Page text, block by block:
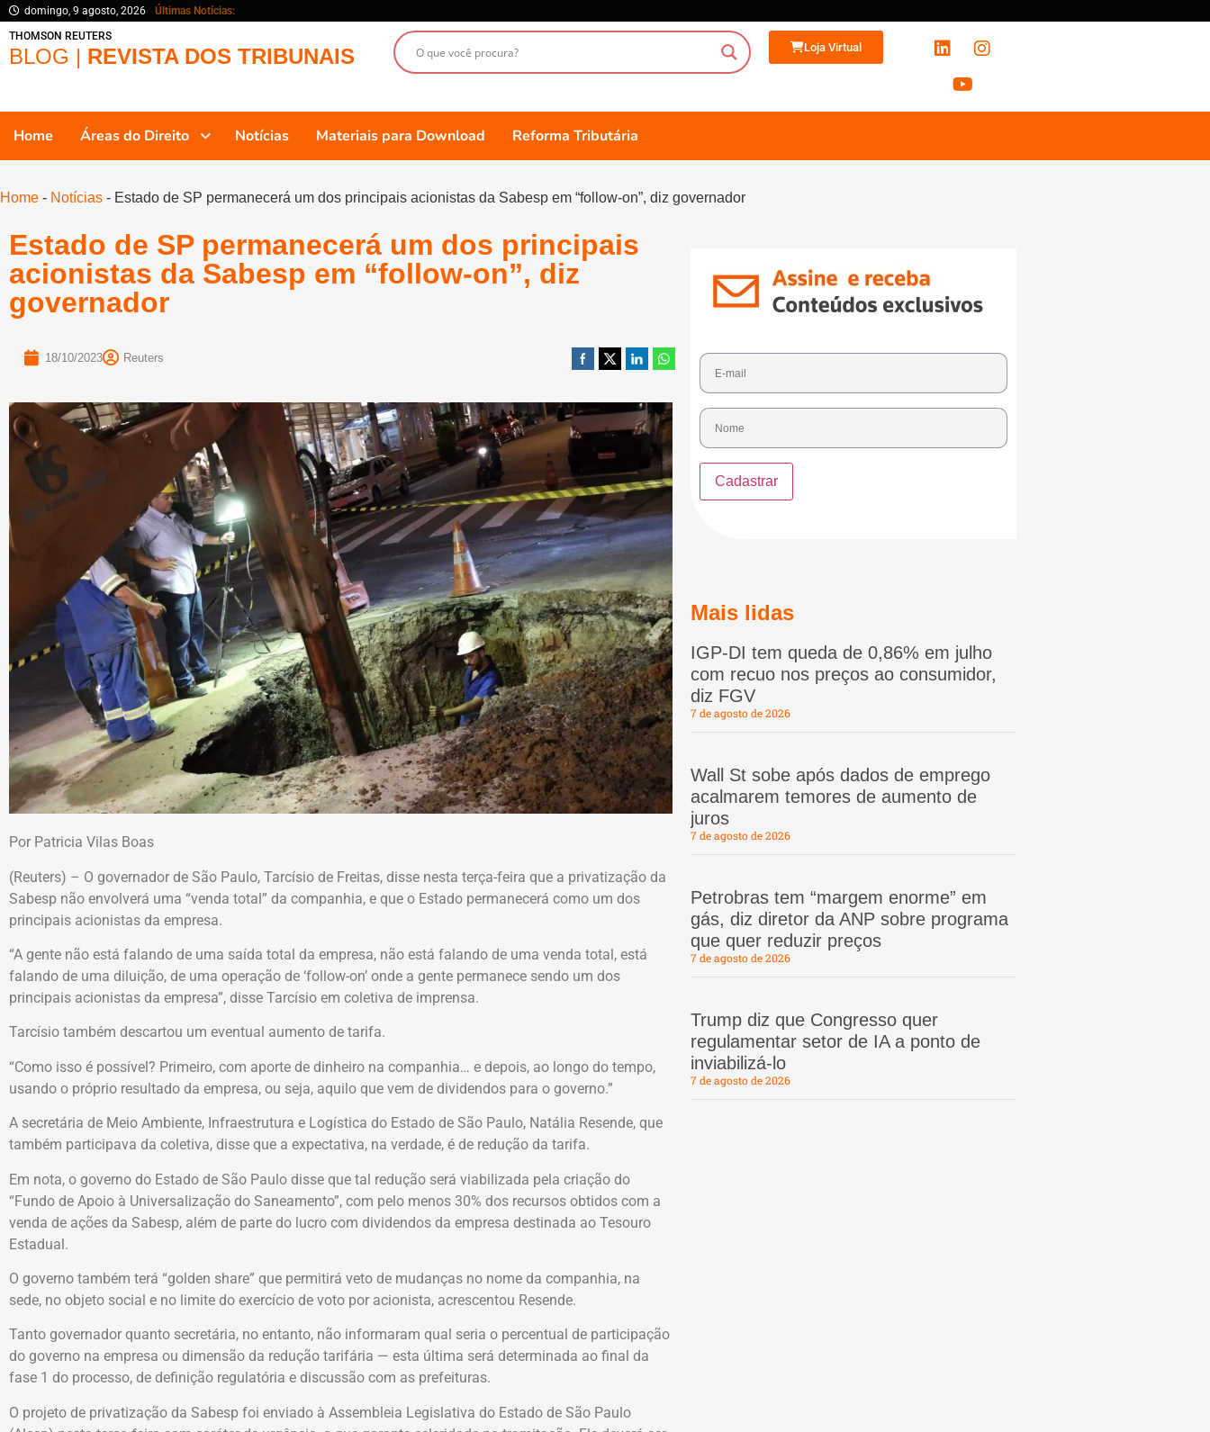
domingo, 9 agosto, 2026
Últimas Notícias:
THOMSON REUTERS
BLOG | REVISTA DOS TRIBUNAIS Loja Virtual
Home Áreas do Direito Notícias Materiais para Download Reforma Tributária
Home - Notícias - Estado de SP permanecerá um dos principais acionistas da Sabesp em “follow-on”, diz governador
Estado de SP permanecerá um dos principais
acionistas da Sabesp em “follow-on”, diz
governador
18/10/2023 Reuters
Por Patricia Vilas Boas
(Reuters) – O governador de São Paulo, Tarcísio de Freitas, disse nesta terça-feira que a privatização da
Sabesp não envolverá uma “venda total” da companhia, e que o Estado permanecerá como um dos
principais acionistas da empresa.
“A gente não está falando de uma saída total da empresa, não está falando de uma venda total, está
falando de uma diluição, de uma operação de ‘follow-on’ onde a gente permanece sendo um dos
principais acionistas da empresa”, disse Tarcísio em coletiva de imprensa.
Tarcísio também descartou um eventual aumento de tarifa.
“Como isso é possível? Primeiro, com aporte de dinheiro na companhia… e depois, ao longo do tempo,
usando o próprio resultado da empresa, ou seja, aquilo que vem de dividendos para o governo.”
A secretária de Meio Ambiente, Infraestrutura e Logística do Estado de São Paulo, Natália Resende, que
também participava da coletiva, disse que a expectativa, na verdade, é de redução da tarifa.
Em nota, o governo do Estado de São Paulo disse que tal redução será viabilizada pela criação do
“Fundo de Apoio à Universalização do Saneamento”, com pelo menos 30% dos recursos obtidos com a
venda de ações da Sabesp, além de parte do lucro com dividendos da empresa destinada ao Tesouro
Estadual.
O governo também terá “golden share” que permitirá veto de mudanças no nome da companhia, na
sede, no objeto social e no limite do exercício de voto por acionista, acrescentou Resende.
Tanto governador quanto secretária, no entanto, não informaram qual seria o percentual de participação
do governo na empresa ou dimensão da redução tarifária — esta última será determinada ao final da
fase 1 do processo, de definição regulatória e discussão com as prefeituras.
O projeto de privatização da Sabesp foi enviado à Assembleia Legislativa do Estado de São Paulo
Mais lidas
IGP-DI tem queda de 0,86% em julho
com recuo nos preços ao consumidor,
diz FGV
7 de agosto de 2026
Wall St sobe após dados de emprego
acalmarem temores de aumento de
juros
7 de agosto de 2026
Petrobras tem “margem enorme” em
gás, diz diretor da ANP sobre programa
que quer reduzir preços
7 de agosto de 2026
Trump diz que Congresso quer
regulamentar setor de IA a ponto de
inviabilizá-lo
7 de agosto de 2026